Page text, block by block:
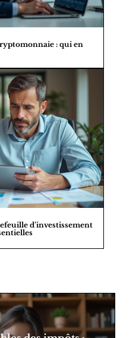
: qui en
d’investissement